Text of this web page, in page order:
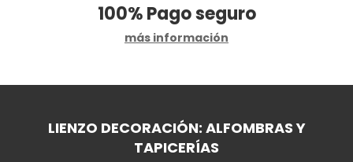
100%Pago seguro
más información
LIENZO DECORACIÓN: ALFOMBRAS Y
TAPICERÍAS